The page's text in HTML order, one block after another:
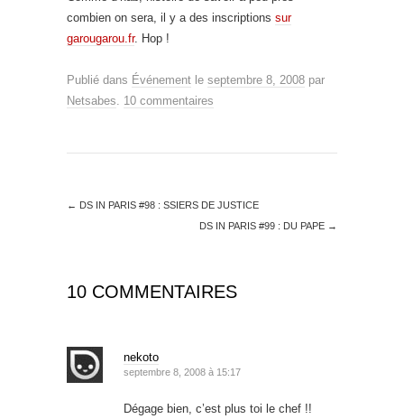
combien on sera, il y a des inscriptions sur
garougarou.fr. Hop !
Publié dans Événement le septembre 8, 2008 par
Netsabes
10 commentaires
← DS IN PARIS #98 : SSIERS DE JUSTICE
DS IN PARIS #99 : DU PAPE →
10 COMMENTAIRES
nekoto
septembre 8, 2008 à 15:17
Dégage bien, c’est plus toi le chef !!